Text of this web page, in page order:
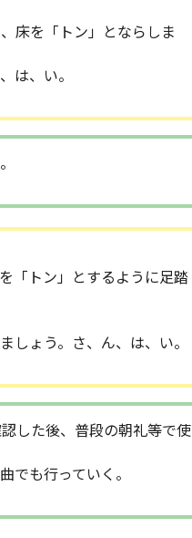
床を「トン」とならしま
は、い。
「トン」とするように足踏
しょう。さ、ん、は、い。
した後、普段の朝礼等で使
でも行っていく。